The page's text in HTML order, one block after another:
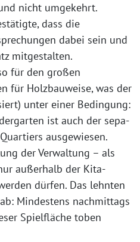
nicht umge­kehrt.
dass die
dabei sein und
mitgestalten.
für den gro­ßen
für Holzbauweise, was der
unter einer Bedingung:
ist auch der sepa­
aus­ge­wie­sen.
der Verwaltung – als
außer­halb der Kita-
dür­fen. Das lehn­ten
Mindestens nach­mit­tags
Spielfläche toben